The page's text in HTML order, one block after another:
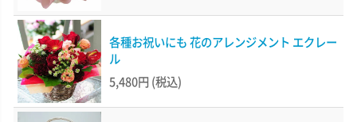
各種お祝いにも 花のアレンジメント エクレー
ル
5,480円 (税込)